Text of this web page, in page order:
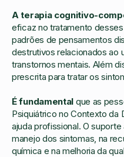
A terapia cognitivo-
eficaz no tratamento
padrões de pensamentos
destrutivos relacionados ao
transtornos mentais. Além
prescrita para tratar os
É fundamental que as
Psiquiátrico no Contexto da
ajuda profissional. O
manejo dos sintomas, na
química e na melhoria da